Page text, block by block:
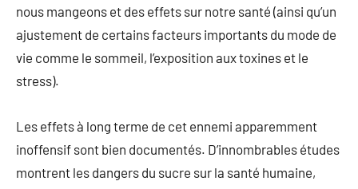
nous mangeons et des effets sur notre santé (ainsi qu’un
ajustement de certains facteurs importants du mode de
vie comme le sommeil, l’exposition aux toxines et le
stress).
Les effets à long terme de cet ennemi apparemment
inoffensif sont bien documentés. D’innombrables études
montrent les dangers du sucre sur la santé humaine,